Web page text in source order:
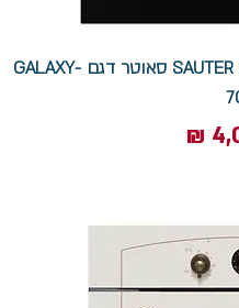
תנור משולב מיקרוגל 60 ס"מ מבית SAUTER סאוטר דגם GALAXY-